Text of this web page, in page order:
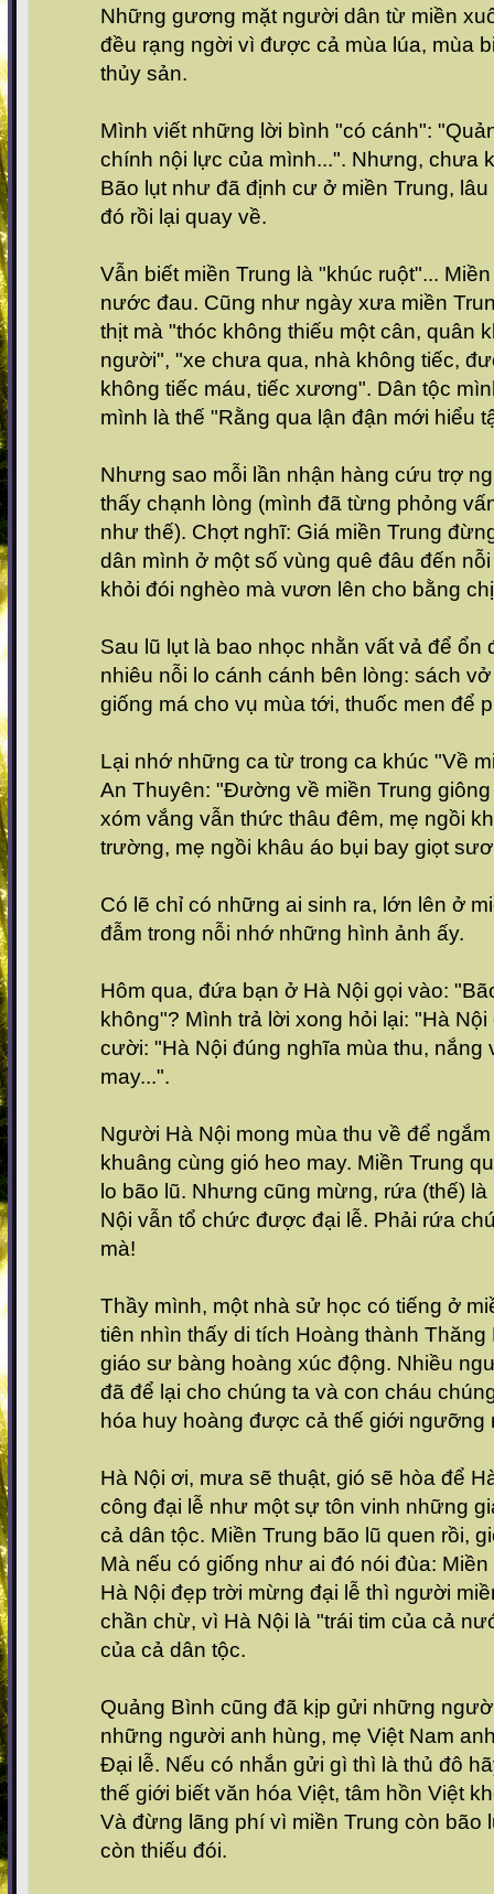
Những gương mặt người dân từ miền
đều rạng ngời vì được cả mùa lúa, mùa
thủy sản.
Mình viết những lời bình "có cánh":
chính nội lực của mình...". Nhưng, chưa
Bão lụt như đã định cư ở miền Trung,
đó rồi lại quay về.
Vẫn biết miền Trung là "khúc ruột"...
nước đau. Cũng như ngày xưa miền
thịt mà "thóc không thiếu một cân, quân
người", "xe chưa qua, nhà không tiếc,
không tiếc máu, tiếc xương". Dân tộc
mình là thế "Rằng qua lận đận mới hiểu
Nhưng sao mỗi lần nhận hàng cứu trợ
thấy chạnh lòng (mình đã từng phỏng
như thế). Chợt nghĩ: Giá miền Trung
dân mình ở một số vùng quê đâu đến
khỏi đói nghèo mà vươn lên cho bằng
Sau lũ lụt là bao nhọc nhằn vất vả để ổn
nhiêu nỗi lo cánh cánh bên lòng: sách
giống má cho vụ mùa tới, thuốc men để
Lại nhớ những ca từ trong ca khúc "Về
An Thuyên: "Đường về miền Trung
xóm vắng vẫn thức thâu đêm, mẹ ngồi
trường, mẹ ngồi khâu áo bụi bay giọt
Có lẽ chỉ có những ai sinh ra, lớn lên ở
đẫm trong nỗi nhớ những hình ảnh ấy.
Hôm qua, đứa bạn ở Hà Nội gọi vào:
không"? Mình trả lời xong hỏi lại: "Hà
cười: "Hà Nội đúng nghĩa mùa thu, nắng
may...".
Người Hà Nội mong mùa thu về để
khuâng cùng gió heo may. Miền Trung
lo bão lũ. Nhưng cũng mừng, rứa (thế)
Nội vẫn tổ chức được đại lễ. Phải rứa
mà!
Thầy mình, một nhà sử học có tiếng ở
tiên nhìn thấy di tích Hoàng thành
giáo sư bàng hoàng xúc động. Nhiều
đã để lại cho chúng ta và con cháu
hóa huy hoàng được cả thế giới ngưỡng
Hà Nội ơi, mưa sẽ thuật, gió sẽ hòa để
công đại lễ như một sự tôn vinh những
cả dân tộc. Miền Trung bão lũ quen rồi,
Mà nếu có giống như ai đó nói đùa:
Hà Nội đẹp trời mừng đại lễ thì người
chần chừ, vì Hà Nội là "trái tim của cả
của cả dân tộc.
Quảng Bình cũng đã kịp gửi những
những người anh hùng, mẹ Việt Nam
Đại lễ. Nếu có nhắn gửi gì thì là thủ đô
thế giới biết văn hóa Việt, tâm hồn Việt
Và đừng lãng phí vì miền Trung còn bão
còn thiếu đói.